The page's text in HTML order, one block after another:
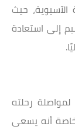
الآسيوية، حيث
إلى استعادة
رحلته
خاصة أنه يسعى